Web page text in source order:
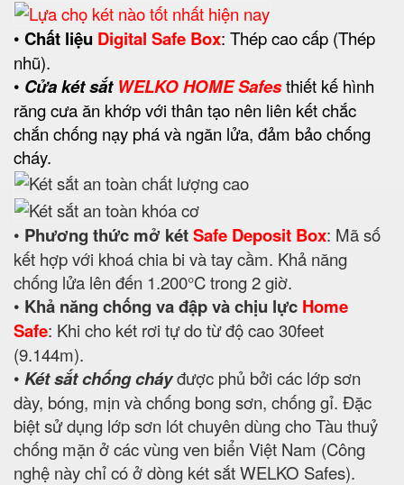
• Chất liệu Digital Safe Box: Thép cao cấp (Thép
nhũ).
• Cửa két sắt WELKO HOME Safesthiết kế hình
răng cưa ăn khớp với thân tạo nên liên kết chắc
chắn chống nạy phá và ngăn lửa, đảm bảo chống
cháy.
• Phương thức mở kétSafe Deposit Box: Mã số
kết hợp với khoá chia bi và tay cầm. Khả năng
chống lửa lên đến 1.200°C trong 2 giờ.
• Khả năng chống va đập và chịu lực Home
Safe: Khi cho két rơi tự do từ độ cao 30feet
(9.144m).
• Két sắt chống cháyđược phủ bởi các lớp sơn
dày, bóng, mịn và chống bong sơn, chống gỉ. Đặc
biệt sử dụng lớp sơn lót chuyên dùng cho Tàu thuỷ
chống mặn ở các vùng ven biển Việt Nam (Công
nghệ này chỉ có ở dòng két sắt WELKO Safes).